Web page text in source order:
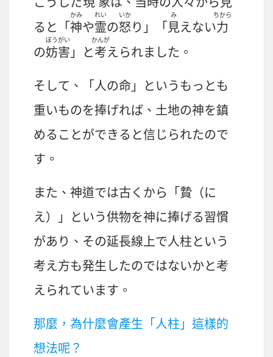
ると「神
かみ
や霊
れい
の怒
いか
り」「見
み
えない力
ちから
の妨害
ぼうがい
」と考
かんが
えられました。
そして、「人の命 」というもっとも
重いものを捧げれば、 土地の神を鎮
めることができると信じられたので
す。
また、 神道では古くから「贄 （に
え）」という供物を神に捧げる習慣
があり、その延長線上で人柱という
考え方も発生したのではないかと考
えられています。
那麼，為什麼會產生「人柱」這樣的
想法呢？